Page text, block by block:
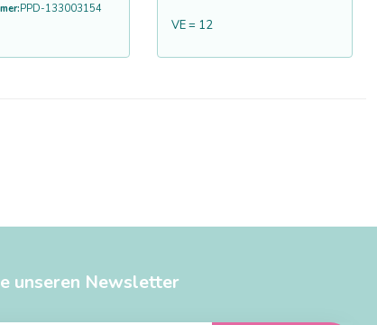
PPD-133003154
VE = 12
unseren Newsletter